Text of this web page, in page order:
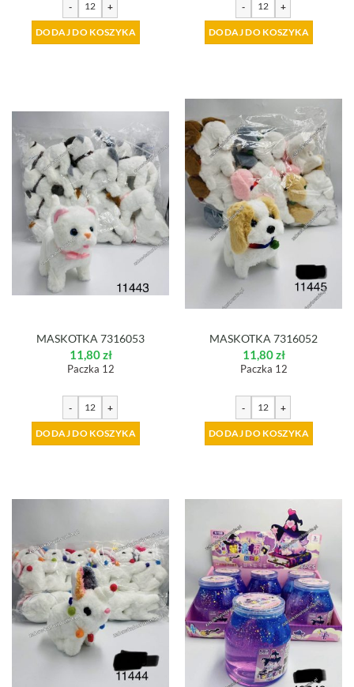
- +
DODAJ DO KOSZYKA
- +
DODAJ DO KOSZYKA
MASKOTKA 7316053
11,80zł
Paczka 12
- +
DODAJ DO KOSZYKA
MASKOTKA 7316052
11,80zł
Paczka 12
- +
DODAJ DO KOSZYKA